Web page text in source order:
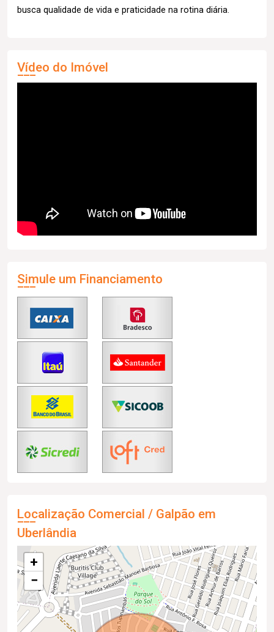
busca qualidade de vida e praticidade na rotina diária.
Vídeo do Imóvel
Simule um Financiamento
Localização Comercial / Galpão em
Uberlândia
+
−